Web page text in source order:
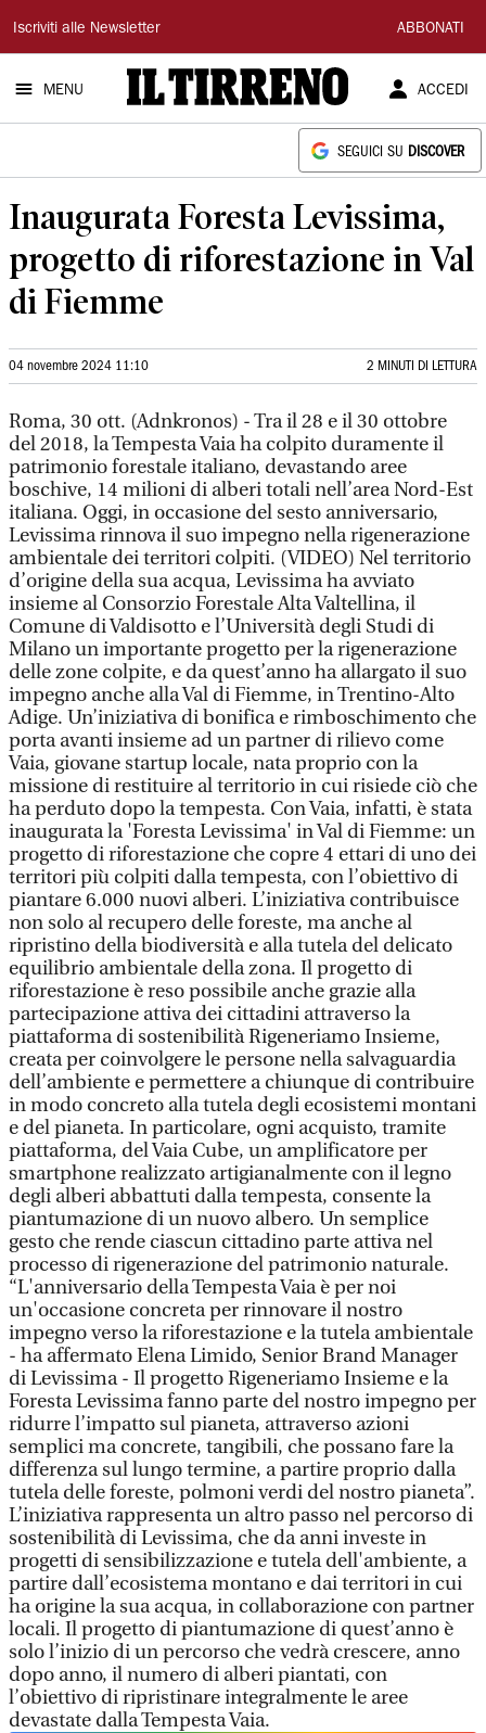
Il
Tirreno
Iscriviti alle Newsletter ABBONATI
MENU ACCEDI
SEGUICI SU DISCOVER
Inaugurata Foresta Levissima,
progetto di riforestazione in Val
di Fiemme
04 novembre 2024 11:10 2 MINUTI DI LETTURA
Roma, 30 ott. (Adnkronos) - Tra il 28 e il 30 ottobre
del 2018, la Tempesta Vaia ha colpito duramente il
patrimonio forestale italiano, devastando aree
boschive, 14 milioni di alberi totali nell’area Nord-Est
italiana. Oggi, in occasione del sesto anniversario,
Levissima rinnova il suo impegno nella rigenerazione
ambientale dei territori colpiti. (VIDEO) Nel territorio
d’origine della sua acqua, Levissima ha avviato
insieme al Consorzio Forestale Alta Valtellina, il
Comune di Valdisotto e l’Università degli Studi di
Milano un importante progetto per la rigenerazione
delle zone colpite, e da quest’anno ha allargato il suo
impegno anche alla Val di Fiemme, in Trentino-Alto
Adige. Un’iniziativa di bonifica e rimboschimento che
porta avanti insieme ad un partner di rilievo come
Vaia, giovane startup locale, nata proprio con la
missione di restituire al territorio in cui risiede ciò che
ha perduto dopo la tempesta. Con Vaia, infatti, è stata
inaugurata la 'Foresta Levissima' in Val di Fiemme: un
progetto di riforestazione che copre 4 ettari di uno dei
territori più colpiti dalla tempesta, con l’obiettivo di
piantare 6.000 nuovi alberi. L’iniziativa contribuisce
non solo al recupero delle foreste, ma anche al
ripristino della biodiversità e alla tutela del delicato
equilibrio ambientale della zona. Il progetto di
riforestazione è reso possibile anche grazie alla
partecipazione attiva dei cittadini attraverso la
piattaforma di sostenibilità Rigeneriamo Insieme,
creata per coinvolgere le persone nella salvaguardia
dell’ambiente e permettere a chiunque di contribuire
in modo concreto alla tutela degli ecosistemi montani
e del pianeta. In particolare, ogni acquisto, tramite
piattaforma, del Vaia Cube, un amplificatore per
smartphone realizzato artigianalmente con il legno
degli alberi abbattuti dalla tempesta, consente la
piantumazione di un nuovo albero. Un semplice
gesto che rende ciascun cittadino parte attiva nel
processo di rigenerazione del patrimonio naturale.
“L'anniversario della Tempesta Vaia è per noi
un'occasione concreta per rinnovare il nostro
impegno verso la riforestazione e la tutela ambientale
- ha affermato Elena Limido, Senior Brand Manager
di Levissima - Il progetto Rigeneriamo Insieme e la
Foresta Levissima fanno parte del nostro impegno per
ridurre l’impatto sul pianeta, attraverso azioni
semplici ma concrete, tangibili, che possano fare la
differenza sul lungo termine, a partire proprio dalla
tutela delle foreste, polmoni verdi del nostro pianeta”.
L’iniziativa rappresenta un altro passo nel percorso di
sostenibilità di Levissima, che da anni investe in
progetti di sensibilizzazione e tutela dell'ambiente, a
partire dall’ecosistema montano e dai territori in cui
ha origine la sua acqua, in collaborazione con partner
locali. Il progetto di piantumazione di quest’anno è
solo l’inizio di un percorso che vedrà crescere, anno
dopo anno, il numero di alberi piantati, con
l’obiettivo di ripristinare integralmente le aree
devastate dalla Tempesta Vaia.